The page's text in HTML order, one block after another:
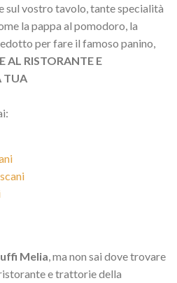
vostro tavolo, tante specialità
la pappa al pomodoro, la
per fare il famoso panino,
AL RISTORANTE E
TUA
Melia , ma non sai dove trovare
e trattorie della